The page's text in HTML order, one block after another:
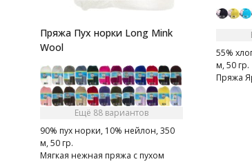
Пряжа Пух норки Long Mink
Wool
Ещё 88 вариантов
90% пух норки, 10% нейлон, 350
м, 50 гр.
Мягкая нежная пряжа с пухом
55%
м, 50 гр.
Пряжа
мягкая,